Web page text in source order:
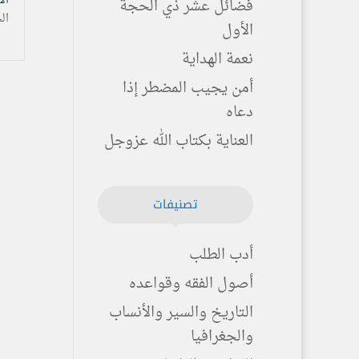
فضائل عشر ذي الحجة
الأول
نعمة الهداية
أمن يجيب المضطر إذا
دعاه
العناية بكتاب الله عزوجل
تصنيفات
أدب الطلب
أصول الفقه وقواعده
التاريخ والسير والأنساب
والجغرافيا